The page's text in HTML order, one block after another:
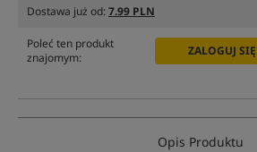
Dostawa już od:7.99 PLN
Poleć ten produkt
znajomym:
ZALOGUJ
Opis Produktu